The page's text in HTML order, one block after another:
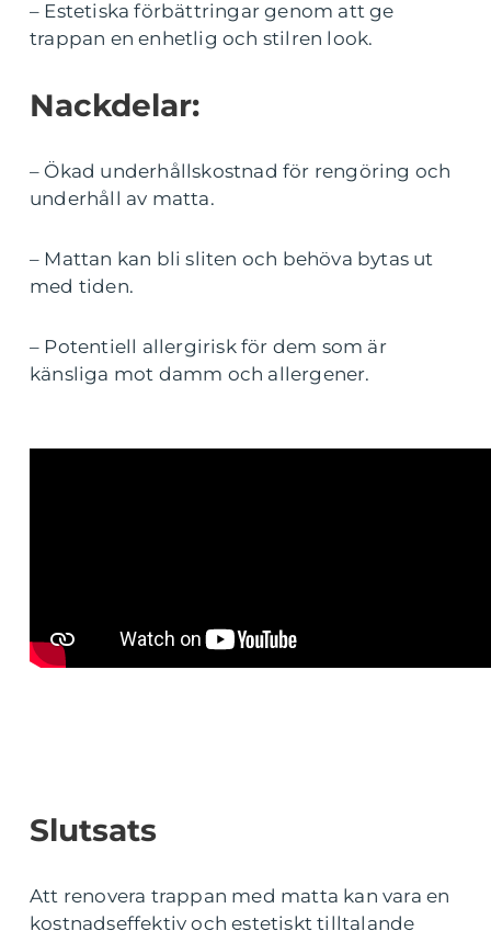
– Estetiska förbättringar genom att ge
trappan en enhetlig och stilren look.
Nackdelar:
– Ökad underhållskostnad för rengöring och
underhåll av matta.
– Mattan kan bli sliten och behöva bytas ut
med tiden.
– Potentiell allergirisk för dem som är
känsliga mot damm och allergener.
Slutsats
Att renovera trappan med matta kan vara en
kostnadseffektiv och estetiskt tilltalande